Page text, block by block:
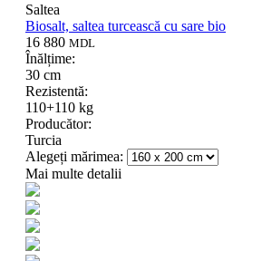
Saltea
Biosalt, saltea turcească cu sare bio
16 880 MDL
Înălțime:
30 cm
Rezistentă:
110+110 kg
Producător:
Turcia
Alegeți mărimea:
Mai multe detalii